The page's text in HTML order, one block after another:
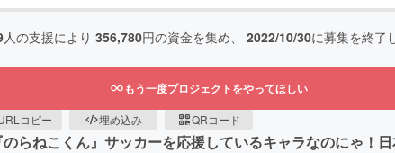
人の支援により 356,780円の資金を集め、 2022/10/30に募集を終了
もう一度プロジェクトをやってほしい
コピー 埋め込み QRコード
らねこくん』サッカーを応援しているキャラなのにゃ！